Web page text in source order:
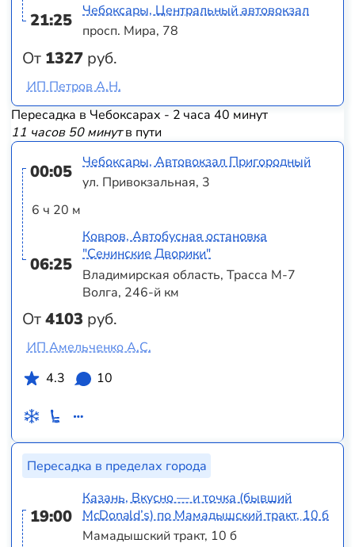
21:25
От 1327 руб.
Чебоксары, Центральный автовокзал
просп. Мира, 78
ИП Петров А.Н.
Пересадка в Чебоксарах - 2 часа 40 минут
11 часов 50 минутв пути
00:05
6 ч 20 м
06:25
От4103 руб.
Чебоксары, Автовокзал Пригородный
ул. Привокзальная, 3
Ковров, Автобусная остановка
"Сенинские Дворики"
Владимирская область, Трасса М-7
Волга, 246-й км
ИП Амельченко А.С.
4.3
10
Пересадка в пределах города
19:00
Казань, Вкусно — и точка (бывший
McDonald’s) по Мамадышский тракт, 10 б
Мамадышский тракт, 10 б